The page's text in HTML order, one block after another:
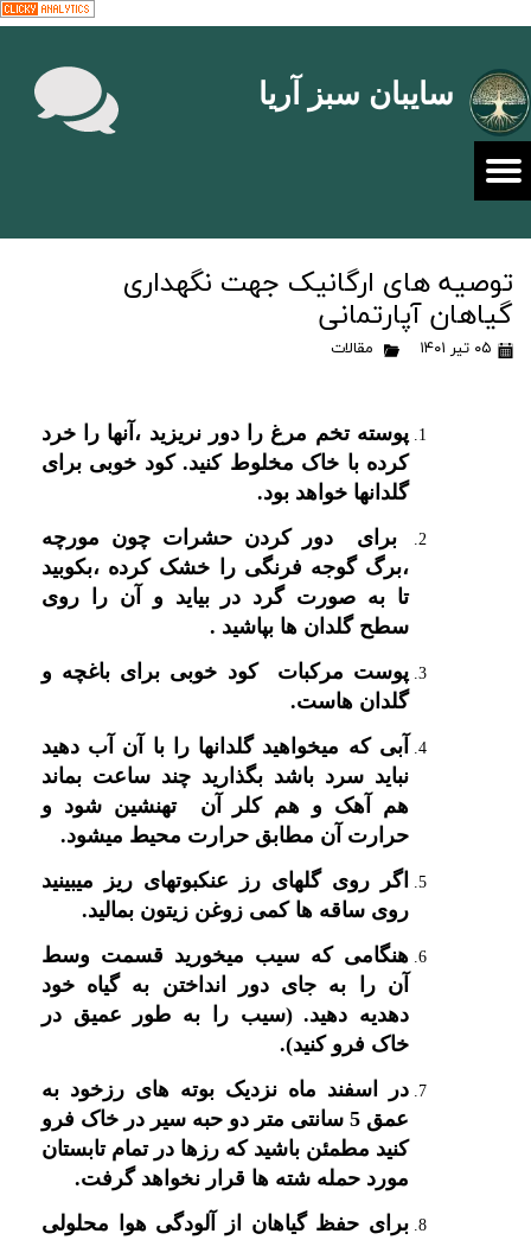
سایبان سبز آریا
توصیه های ارگانیک جهت نگهداری
گیاهان آپارتمانی
۰۵ تیر ۱۴۰۱ مقالات
پوسته تخم مرغ را دور نریزید ،آنها را خرد
کرده با خاک مخلوط کنید. کود خوبی برای
گلدانها خواهد بود.
برای دور کردن حشرات چون مورچه
،برگ گوجه فرنگی را خشک کرده ،بکوبید
تا به صورت گرد در بیاید و آن را روی
سطح گلدان ها بپاشید .
پوست مرکبات کود خوبی برای باغچه و
گلدان هاست.
آبی که میخواهید گلدانها را با آن آب دهید
نباید سرد باشد بگذارید چند ساعت بماند
هم آهک و هم کلر آن تهنشین شود و
حرارت آن مطابق حرارت محیط میشود.
اگر روی گلهای رز عنکبوتهای ریز میبینید
روی ساقه ها کمی زوغن زیتون بمالید.
هنگامی که سیب میخورید قسمت وسط
آن را به جای دور انداختن به گیاه خود
دهدیه دهید. (سیب را به طور عمیق در
خاک فرو کنید).
در اسفند ماه نزدیک بوته های رزخود به
عمق 5 سانتی متر دو حبه سیر در خاک فرو
کنید مطمئن باشید که رزها در تمام تابستان
مورد حمله شته ها قرار نخواهد گرفت.
برای حفظ گیاهان از آلودگی هوا محلولی